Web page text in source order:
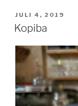
AM
JULI 4, 2019
Kopiba